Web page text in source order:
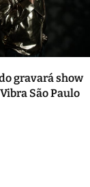
gravará show
São Paulo